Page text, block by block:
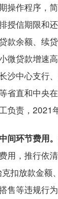
操作程序，
授信期限和
款余额、续
微贷款增速
沙中心支行
省直和中央
负责，2021
间环节费用。
用，推行依
扣放款金额
售等违规行